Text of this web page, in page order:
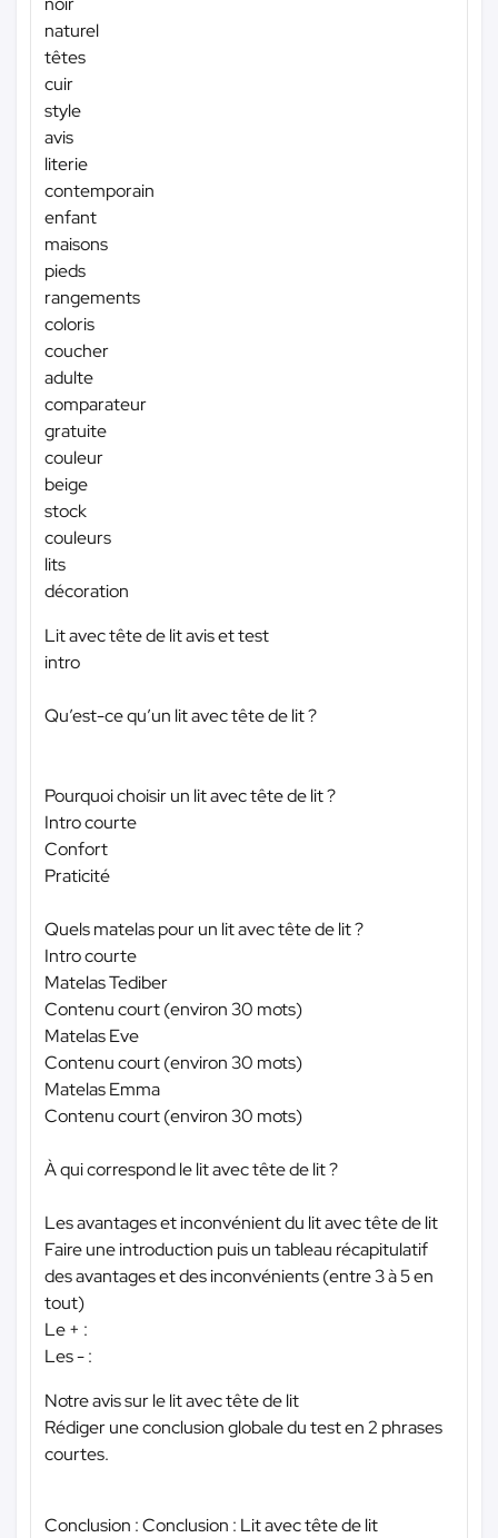
naturel
têtes
cuir
style
avis
literie
contemporain
enfant
maisons
pieds
rangements
coloris
coucher
adulte
comparateur
gratuite
couleur
beige
stock
couleurs
lits
décoration
Lit avec tête de lit avis et test
intro
Qu’est-ce qu’un lit avec tête de lit ?
Pourquoi choisir un lit avec tête de lit ?
Intro courte
Confort
Praticité
Quels matelas pour un lit avec tête de lit ?
Intro courte
Matelas Tediber
Contenu court (environ 30 mots)
Matelas Eve
Contenu court (environ 30 mots)
Matelas Emma
Contenu court (environ 30 mots)
À qui correspond le lit avec tête de lit ?
Les avantages et inconvénient du lit avec tête de lit
Faire une introduction puis un tableau récapitulatif
des avantages et des inconvénients (entre 3 à 5 en
tout)
Le + :
Les - :
Notre avis sur le lit avec tête de lit
Rédiger une conclusion globale du test en 2 phrases
courtes.
Conclusion : Conclusion : Lit avec tête de lit